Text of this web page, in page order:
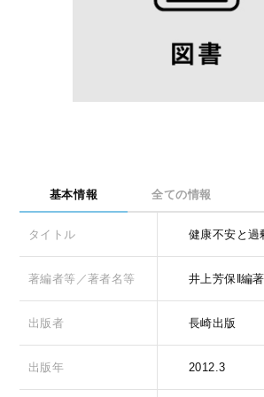
基本情報 全ての情報
タイトル 健康不安と過
著編者等／著者名等 井上芳保‖編著
出版者 長崎出版
出版年 2012.3